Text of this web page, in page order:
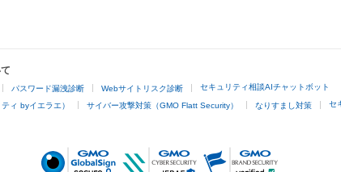
パスワード漏洩診断 Webサイトリスク診断 セキュリティ相談AIチャットボット
ィ byイエラエ） サイバー攻撃対策（GMO Flatt Security） なりすまし対策 セ